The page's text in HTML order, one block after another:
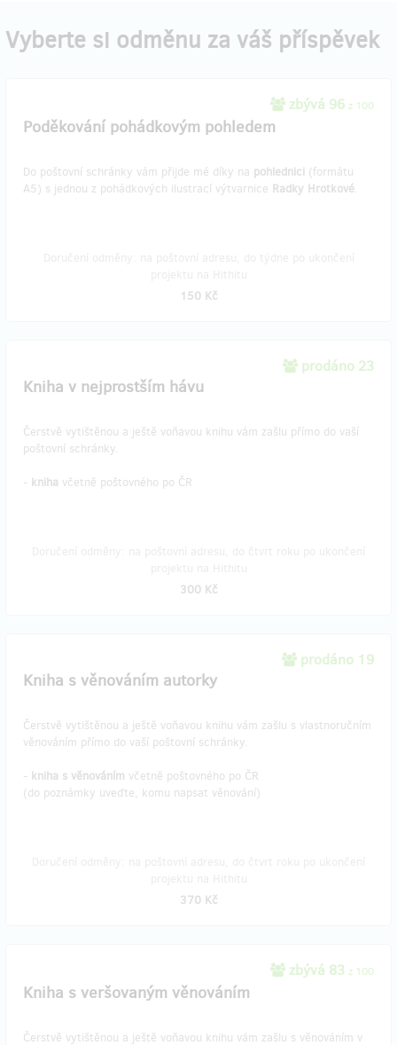
Vyberte si odměnu za váš příspěvek
zbývá 96 z 100
Poděkování pohádkovým pohledem
Do poštovní schránky vám přijde mé díky na pohlednici (formátu
A5) s jednou z pohádkových ilustrací výtvarnice Radky Hrotkové.
150 Kč
prodáno 23
Kniha v nejprostším hávu
Čerstvě vytištěnou a ještě voňavou knihu vám zašlu přímo do vaší
poštovní schránky.
- kniha včetně poštovného po ČR
300 Kč
prodáno 19
Kniha s věnováním autorky
Čerstvě vytištěnou a ještě voňavou knihu vám zašlu s vlastnoručním
věnováním přímo do vaší poštovní schránky.
- kniha s věnováním včetně poštovného po ČR
(do poznámky uveďte, komu napsat věnování)
370 Kč
zbývá 83 z 100
Kniha s veršovaným věnováním
Čerstvě vytištěnou a ještě voňavou knihu vám zašlu s věnováním v